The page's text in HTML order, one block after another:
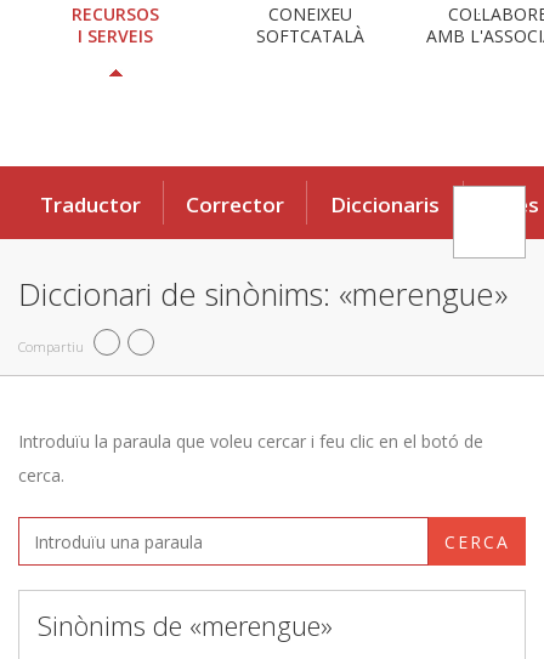
RECURSOS
I SERVEIS
CONEIXEU
SOFTCATALÀ
AMB
Traductor Corrector Diccionaris Eines
Diccionari de sinònims: «merengue»
Compartiu
Introduïu la paraula que voleu cercar i feu clic en el botó de
cerca.
CERCA
Sinònims de «merengue»